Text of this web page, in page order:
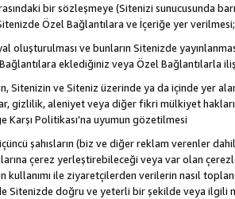
bir sözleşmeye (Sitenizi sunucusunda
Özel Bağlantılara ve İçeriğe yer verilmesi;
oluşturulması ve bunların Sitenizde
eklediğiniz veya Özel Bağlantılarla
Sitenizin ve Siteniz üzerinde ya da içinde yer
gizlilik, aleniyet veya diğer fikri mülkiyet
Karşı Politikası’na uyumun gözetilmesi
şahısların (biz ve diğer reklam verenler
çerez yerleştirebileceği veya var olan
ile ziyaretçilerden verilerin nasıl
Sitenizde doğru ve yeterli bir şekilde veya ilgili